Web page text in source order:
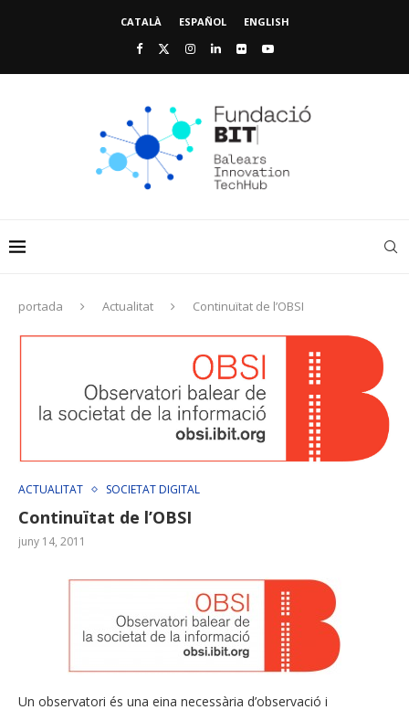
CATALÀ ESPAÑOL ENGLISH
portada Actualitat Continuïtat de l’OBSI
ACTUALITAT SOCIETAT DIGITAL
Continuïtat de l’OBSI
juny 14, 2011
Un observatori és una eina necessària d’observació i